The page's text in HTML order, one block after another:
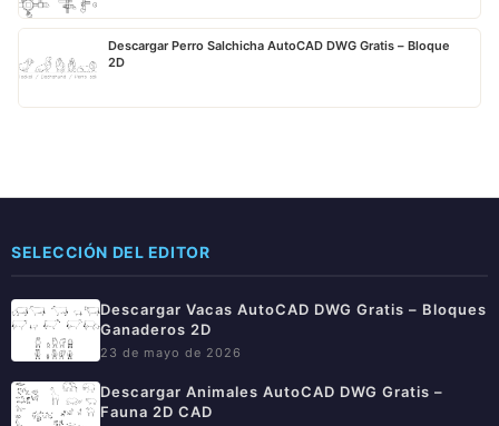
Descargar Perro Salchicha AutoCAD DWG Gratis – Bloque
2D
SELECCIÓN DEL EDITOR
Descargar Vacas AutoCAD DWG Gratis – Bloques
Ganaderos 2D
23 de mayo de 2026
Descargar Animales AutoCAD DWG Gratis –
Fauna 2D CAD